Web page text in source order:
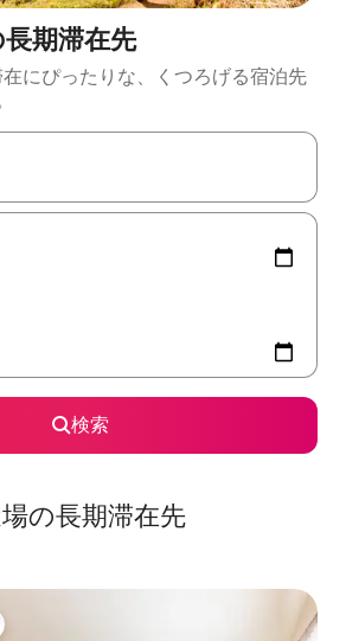
期滞在先
にぴったりな、くつろげる宿泊先
たら、上下の矢印キーを使って移動するか
検索
の長期滞在先
スです。